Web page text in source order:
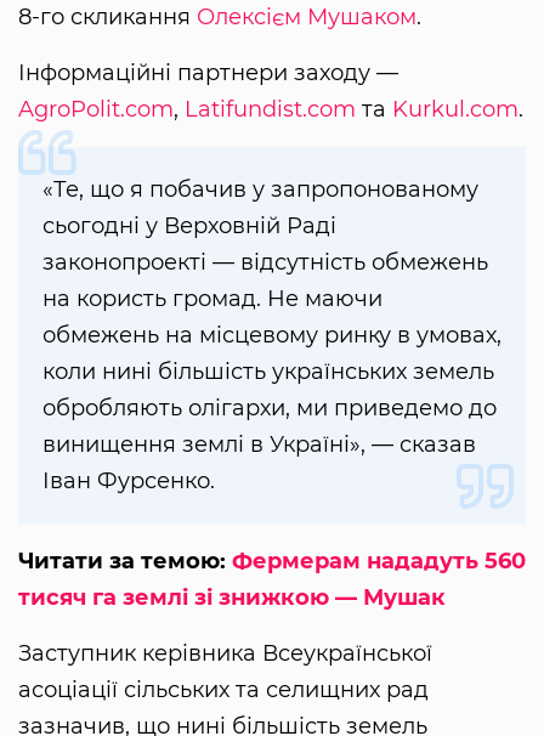
8-го скликання Олексієм Мушаком.
Інформаційні партнери заходу —
AgroPolit.com, Latifundist.com та Kurkul.com.
«Те, що я побачив у запропонованому
сьогодні у Верховній Раді
законопроекті — відсутність обмежень
на користь громад. Не маючи
обмежень на місцевому ринку в умовах,
коли нині більшість українських земель
обробляють олігархи, ми приведемо до
винищення землі в Україні», — сказав
Іван Фурсенко.
Читати за темою: Фермерам нададуть 560
тисяч га землі зі знижкою — Мушак
Заступник керівника Всеукраїнської
асоціації сільських та селищних рад
зазначив, що нині більшість земель